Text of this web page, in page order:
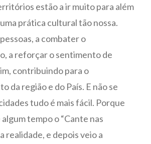
estão a ir muito para além
prática cultural tão nossa.
a combater o
a reforçar o sentimento de
contribuindo para o
da região e do País. E não se
tudo é mais fácil. Porque
tempo o “Cante nas
realidade, e depois veio a